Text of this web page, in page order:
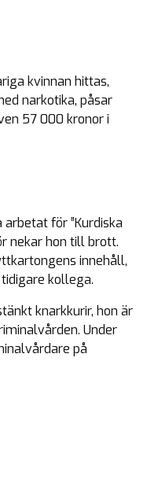
kvinnan hittas,
narkotika, påsar
57 000 kronor i
för ”Kurdiska
nekar hon till brott.
innehåll,
kollega.
knarkkurir, hon är
Under
på